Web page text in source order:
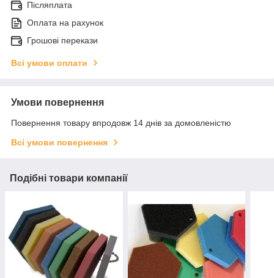
Післяплата
Оплата на рахунок
Грошові перекази
Всі умови оплати
Умови повернення
Повернення товару впродовж 14 днів за домовленістю
Всі умови повернення
Подібні товари компанії